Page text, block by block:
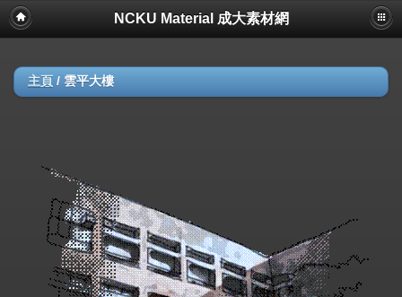
NCKU Material 成大素材網
主頁 / 雲平大樓